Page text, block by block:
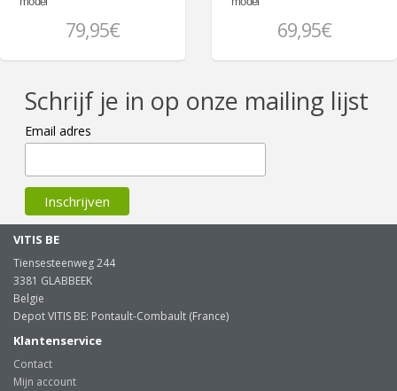
79,95€ 69,95€
Schrijf je in op onze mailing lijst
Email adres
VITIS BE
Tiensesteenweg 244
3381 GLABBEEK
Belgie
Depot VITIS BE: Pontault-Combault (France)
Klantenservice
Contact
Mijn account